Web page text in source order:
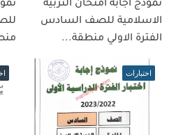
نموذج اجابة امتحان التربية
الاسلامية للصف السادس
الفترة الاولي منطقة...
اختبارات